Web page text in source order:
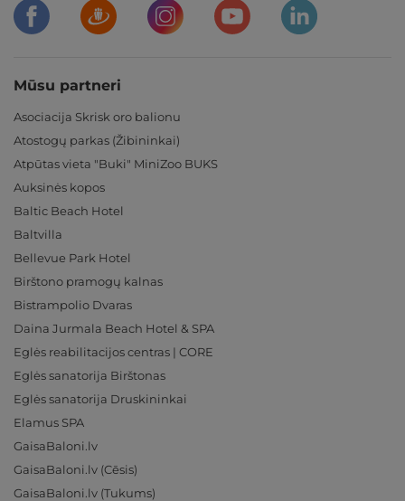
Mūsu partneri
Asociacija Skrisk oro balionu
Atostogų parkas (Žibininkai)
Atpūtas vieta "Buki" MiniZoo BUKS
Auksinės kopos
Baltic Beach Hotel
Baltvilla
Bellevue Park Hotel
Birštono pramogų kalnas
Bistrampolio Dvaras
Daina Jurmala Beach Hotel & SPA
Eglės reabilitacijos centras | CORE
Eglės sanatorija Birštonas
Eglės sanatorija Druskininkai
Elamus SPA
GaisaBaloni.lv
GaisaBaloni.lv (Cēsis)
GaisaBaloni.lv (Tukums)